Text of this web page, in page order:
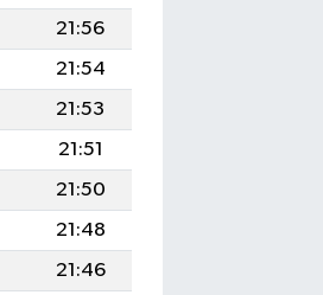
21:56
21:54
21:53
21:51
21:50
21:48
21:46